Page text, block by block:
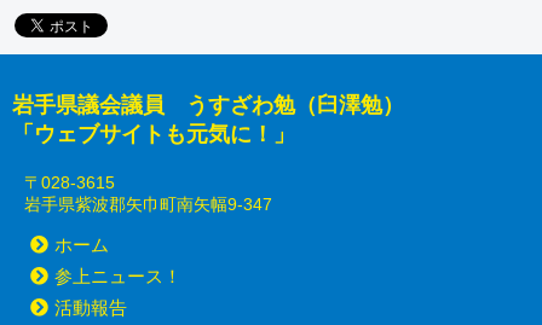
岩手県議会議員 うすざわ勉（臼澤勉）
「ウェブサイトも元気に！」
〒028-3615
岩手県紫波郡矢巾町南矢幅9-347
ホーム
参上ニュース！
活動報告